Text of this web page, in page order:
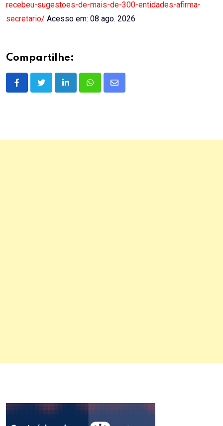
recebeu-sugestoes-de-mais-de-300-entidades-afirma-
secretario/ Acesso em: 08 ago. 2026
Compartilhe:
LinkedInWhatsappShare